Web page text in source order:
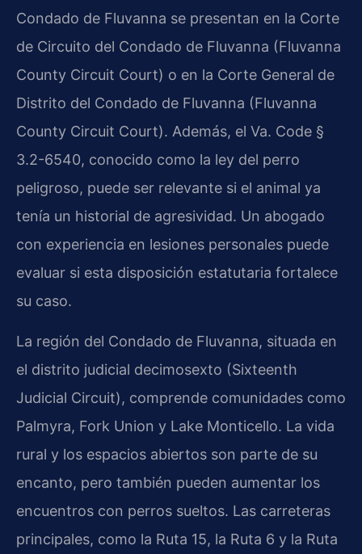
Condado de Fluvanna se presentan en la Corte
de Circuito del Condado de Fluvanna (Fluvanna
County Circuit Court) o en la Corte General de
Distrito del Condado de Fluvanna (Fluvanna
County Circuit Court). Además, el Va. Code §
3.2-6540, conocido como la ley del perro
peligroso, puede ser relevante si el animal ya
tenía un historial de agresividad. Un abogado
con experiencia en lesiones personales puede
evaluar si esta disposición estatutaria fortalece
su caso.
La región del Condado de Fluvanna, situada en
el distrito judicial decimosexto (Sixteenth
Judicial Circuit), comprende comunidades como
Palmyra, Fork Union y Lake Monticello. La vida
rural y los espacios abiertos son parte de su
encanto, pero también pueden aumentar los
encuentros con perros sueltos. Las carreteras
principales, como la Ruta 15, la Ruta 6 y la Ruta